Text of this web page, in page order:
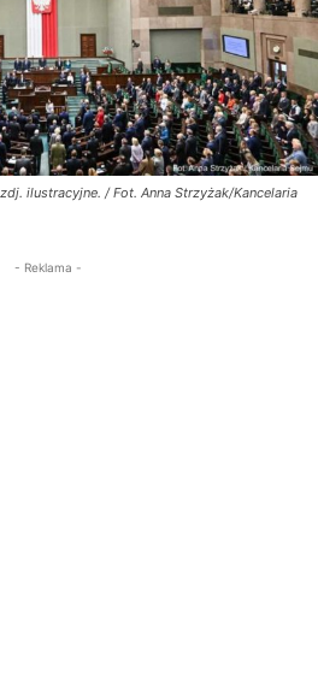
ilustracyjne. / Fot. Anna Strzyżak/Kancelaria
- Reklama -